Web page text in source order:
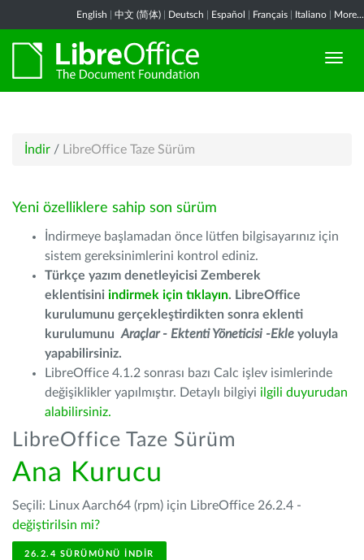
English 中文 (简体) Deutsch Español Français Italiano More...
İndir / LibreOffice Taze Sürüm
Yeni özelliklere sahip son sürüm
İndirmeye başlamadan önce lütfen bilgisayarınız için
sistem gereksinimlerini kontrol ediniz.
Türkçe yazım denetleyicisi Zemberek
eklentisini indirmek için tıklayın. LibreOffice
kurulumunu gerçekleştirdikten sonra eklenti
kurulumunu Araçlar - Ektenti Yöneticisi -Ekle yoluyla
yapabilirsiniz.
LibreOffice 4.1.2 sonrası bazı Calc işlev isimlerinde
değişiklikler yapılmıştır. Detaylı bilgiyi ilgili duyurudan
alabilirsiniz.
LibreOffice Taze Sürüm
Ana Kurucu
Seçili: Linux Aarch64 (rpm) için LibreOffice 26.2.4 -
değiştirilsin mi?
26.2.4 SÜRÜMÜNÜ İNDIR